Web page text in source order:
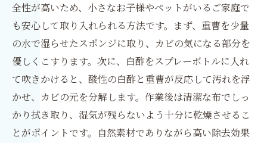
全性が高いため、小さなお子様やペットがいるご家庭で
も安心して取り入れられる方法です。まず、重曹を少量
の水で湿らせたスポンジに取り、カビの気になる部分を
優しくこすります。次に、白酢をスプレーボトルに入れ
て吹きかけると、酸性の白酢と重曹が反応して汚れを浮
かせ、カビの元を分解します。作業後は清潔な布でしっ
かり拭き取り、湿気が残らないよう十分に乾燥させるこ
とがポイントです。自然素材でありながら高い除去効果